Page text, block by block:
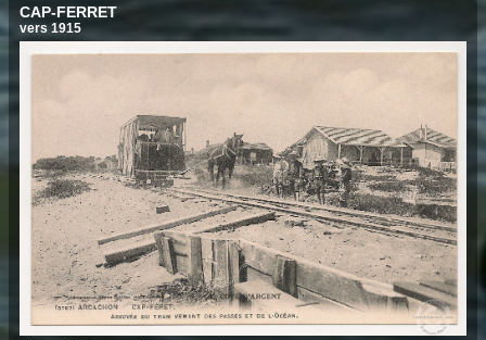
CAP-FERRET
vers 1915